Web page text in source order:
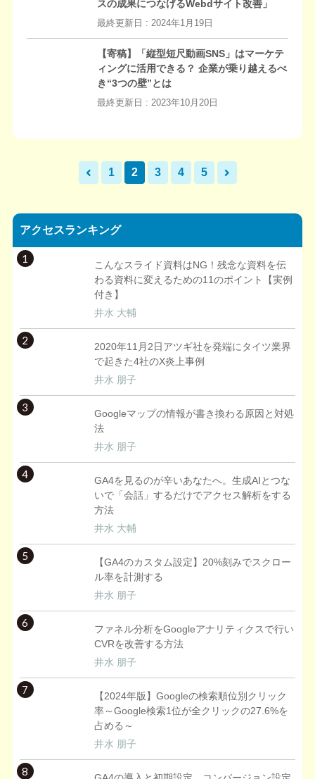
スの成果につなげるWebdサイト改善」
最終更新日 : 2024年1月19日
【寄稿】「縦型短尺動画SNS」はマーケテ
ィングに活用できる？ 企業が乗り越えるべ
き“3つの壁”とは
最終更新日 : 2023年10月20日
1 2 3 4 5
アクセスランキング
1
こんなスライド資料はNG！残念な資料を伝
わる資料に変えるための11のポイント【実例
付き】
井水 大輔
2
2020年11月2日アツギ社を発端にタイツ業界
で起きた4社のX炎上事例
井水 朋子
3
Googleマップの情報が書き換わる原因と対処
法
井水 朋子
4
GA4を見るのが辛いあなたへ。生成AIとつな
いで「会話」するだけでアクセス解析をする
方法
井水 大輔
5
【GA4のカスタム設定】20%刻みでスクロー
ル率を計測する
井水 朋子
6
ファネル分析をGoogleアナリティクスで行い
CVRを改善する方法
井水 朋子
7
【2024年版】Googleの検索順位別クリック
率～Google検索1位が全クリックの27.6%を
占める～
井水 朋子
8